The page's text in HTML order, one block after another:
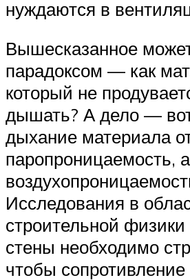
нуждаются в
Вышесказанное
парадоксом — как
который не
дышать? А дело —
дыхание материала
паропроницаемость,
Исследования в
строительной физики
стены необходимо
чтобы сопротивление